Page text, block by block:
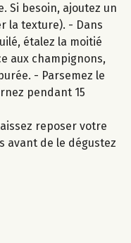
Si besoin, ajoutez un
la texture). - Dans
étalez la moitié
aux champignons,
- Parsemez le
pendant 15
reposer votre
avant de le dégustez